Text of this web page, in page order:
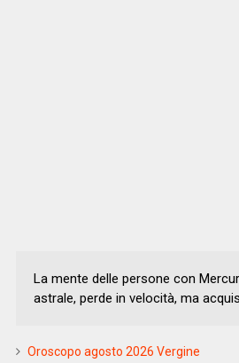
La mente delle persone con
astrale, perde in velocità, ma
Oroscopo agosto 2026 Vergine